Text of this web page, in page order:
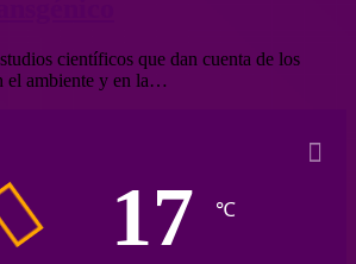
científicos que dan cuenta de los
el ambiente y en la…
17 ℃